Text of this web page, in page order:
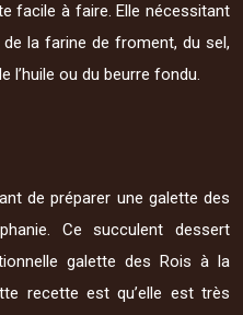
facile à faire. Elle nécessitant
la farine de froment, du sel,
l’huile ou du beurre fondu.
de préparer une galette des
Ce succulent dessert
galette des Rois à la
recette est qu’elle est très